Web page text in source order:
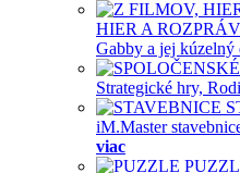
HIER A
Gabby a jej kúzelný
Strategické hry,
iM.Master
viac